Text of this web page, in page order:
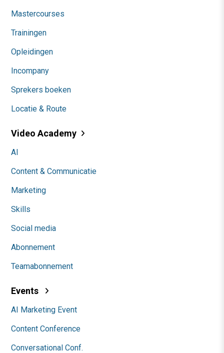
Mastercourses
Trainingen
Opleidingen
Incompany
Sprekers boeken
Locatie & Route
Video Academy
AI
Content & Communicatie
Marketing
Skills
Social media
Abonnement
Teamabonnement
Events
AI Marketing Event
Content Conference
Conversational Conf.